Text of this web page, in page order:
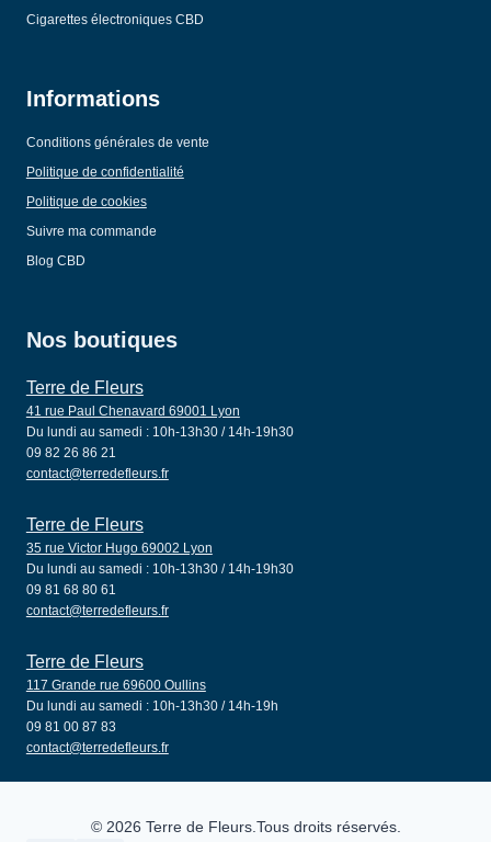
Cigarettes électroniques CBD
Informations
Conditions générales de vente
Politique de confidentialité
Politique de cookies
Suivre ma commande
Blog CBD
Nos boutiques
Terre de Fleurs
41 rue Paul Chenavard 69001 Lyon
Du lundi au samedi : 10h-13h30 / 14h-19h30
09 82 26 86 21
contact@terredefleurs.fr
Terre de Fleurs
35 rue Victor Hugo 69002 Lyon
Du lundi au samedi : 10h-13h30 / 14h-19h30
09 81 68 80 61
contact@terredefleurs.fr
Terre de Fleurs
117 Grande rue 69600 Oullins
Du lundi au samedi : 10h-13h30 / 14h-19h
09 81 00 87 83
contact@terredefleurs.fr
© 2026 Terre de Fleurs.Tous droits réservés.